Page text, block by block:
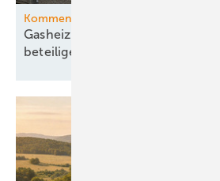
Kommentar
Gasheizung: Vermieter müssen
beteiligen – Gaswirtschaft